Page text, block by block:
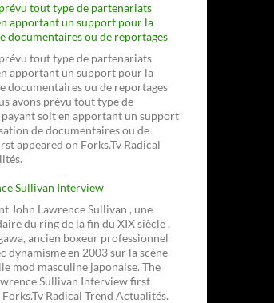
tout type de partenariats
apportant un support pour la
documentaires ou de reportages
tout type de partenariats
apportant un support pour la
documentaires ou de reportages
avons prévu tout type de
soit en apportant un support
de documentaires ou de
appeared on Forks.Tv Radical
Sullivan Interview
John Lawrence Sullivan , une
du ring de la fin du XIX siècle ,
ancien boxeur professionnel
dynamisme en 2003 sur la scène
mod masculine japonaise. The
Sullivan Interview first
Radical Trend Actualités.